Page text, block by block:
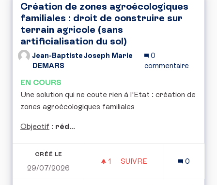
Création de zones agroécologiques
familiales : droit de construire sur
terrain agricole (sans
artificialisation du sol)
Jean-Baptiste Joseph Marie
DEMARS
0
commentaire
EN COURS
Une solution qui ne coute rien à l'Etat : création de
zones agroécologiques familiales
Objectif : réd...
CRÉÉ LE
29/07/2026
1 1 ABONNÉ
SUIVRE
0